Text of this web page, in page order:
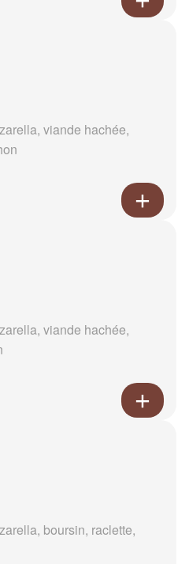
viande hachée,
viande hachée,
boursin, raclette,